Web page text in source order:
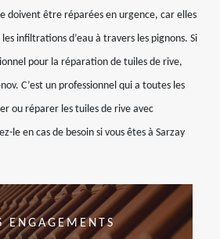
doivent être réparées en urgence, car elles
infiltrations d’eau à travers les pignons. Si
pour la réparation de tuiles de rive,
C’est un professionnel qui a toutes les
ou réparer les tuiles de rive avec
le en cas de besoin si vous êtes à Sarzay
ENGAGEMENTS